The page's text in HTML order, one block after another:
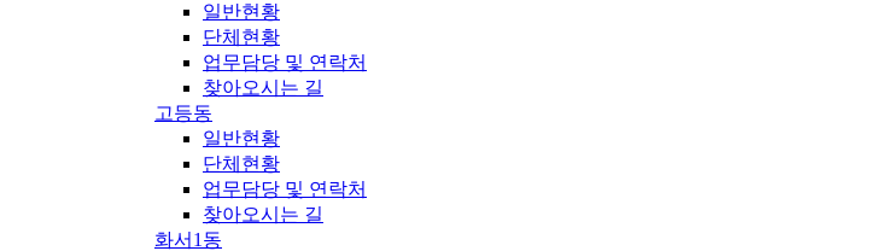
일반현황
단체현황
업무담당 및 연락처
찾아오시는 길
고등동
일반현황
단체현황
업무담당 및 연락처
찾아오시는 길
화서1동